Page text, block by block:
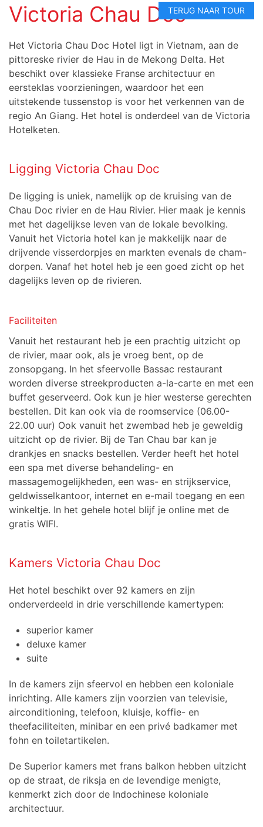
Victoria Chau Doc
Het Victoria Chau Doc Hotel ligt in Vietnam, aan de
pittoreske rivier de Hau in de Mekong Delta. Het
beschikt over klassieke Franse architectuur en
eersteklas voorzieningen, waardoor het een
uitstekende tussenstop is voor het verkennen van de
regio An Giang. Het hotel is onderdeel van de Victoria
Hotelketen.
Ligging Victoria Chau Doc
De ligging is uniek, namelijk op de kruising van de
Chau Doc rivier en de Hau Rivier. Hier maak je kennis
met het dagelijkse leven van de lokale bevolking.
Vanuit het Victoria hotel kan je makkelijk naar de
drijvende visserdorpjes en markten evenals de cham-
dorpen. Vanaf het hotel heb je een goed zicht op het
dagelijks leven op de rivieren.
Faciliteiten
Vanuit het restaurant heb je een prachtig uitzicht op
de rivier, maar ook, als je vroeg bent, op de
zonsopgang. In het sfeervolle Bassac restaurant
worden diverse streekproducten a-la-carte en met een
buffet geserveerd. Ook kun je hier westerse gerechten
bestellen. Dit kan ook via de roomservice (06.00-
22.00 uur) Ook vanuit het zwembad heb je geweldig
uitzicht op de rivier. Bij de Tan Chau bar kan je
drankjes en snacks bestellen. Verder heeft het hotel
een spa met diverse behandeling- en
massagemogelijkheden, een was- en strijkservice,
geldwisselkantoor, internet en e-mail toegang en een
winkeltje. In het gehele hotel blijf je online met de
gratis WIFI.
Kamers Victoria Chau Doc
Het hotel beschikt over 92 kamers en zijn
onderverdeeld in drie verschillende kamertypen:
superior kamer
deluxe kamer
suite
In de kamers zijn sfeervol en hebben een koloniale
inrichting. Alle kamers zijn voorzien van televisie,
airconditioning, telefoon, kluisje, koffie- en
theefaciliteiten, minibar en een privé badkamer met
fohn en toiletartikelen.
De Superior kamers met frans balkon hebben uitzicht
op de straat, de riksja en de levendige menigte,
kenmerkt zich door de Indochinese koloniale
architectuur.